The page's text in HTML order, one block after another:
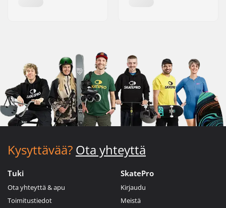
Kysyttävää? Ota yhteyttä
Tuki
Ota yhteyttä & apu
Toimitustiedot
SkatePro
Kirjaudu
Meistä